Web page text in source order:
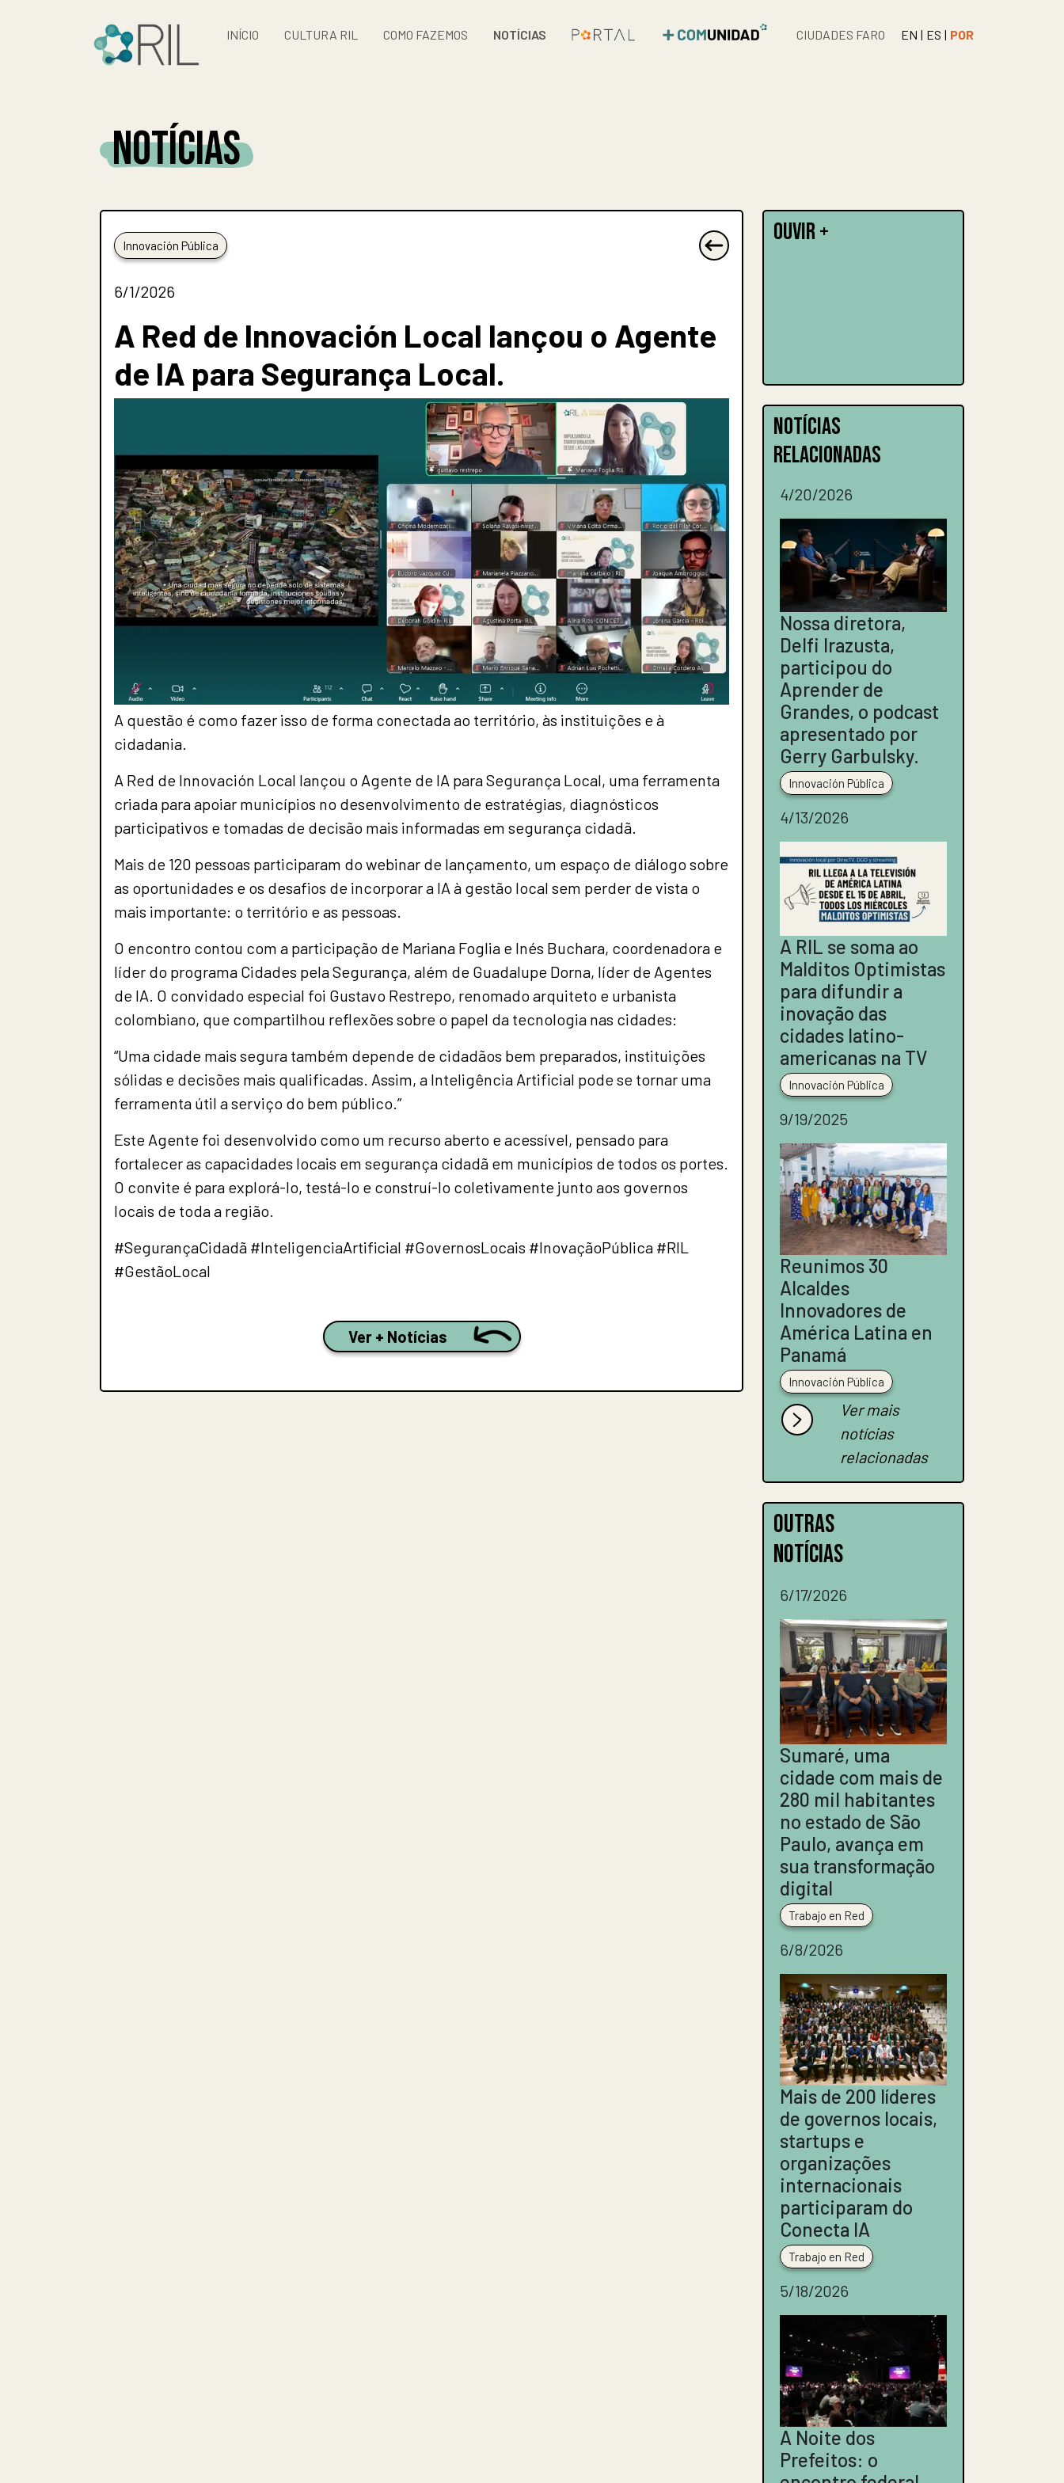
INÍCIO CULTURA RIL COMO FAZEMOS NOTÍCIAS CIUDADES FARO EN | ES | POR
NOTÍCIAS
Innovación Pública
6/1/2026
A Red de Innovación Local lançou o Agente
de IA para Segurança Local.
A questão é como fazer isso de forma conectada ao território, às instituições e à
cidadania.
A Red de Innovación Local lançou o Agente de IA para Segurança Local, uma ferramenta
criada para apoiar municípios no desenvolvimento de estratégias, diagnósticos
participativos e tomadas de decisão mais informadas em segurança cidadã.
Mais de 120 pessoas participaram do webinar de lançamento, um espaço de diálogo sobre
as oportunidades e os desafios de incorporar a IA à gestão local sem perder de vista o
mais importante: o território e as pessoas.
O encontro contou com a participação de Mariana Foglia e Inés Buchara, coordenadora e
líder do programa Cidades pela Segurança, além de Guadalupe Dorna, líder de Agentes
de IA. O convidado especial foi Gustavo Restrepo, renomado arquiteto e urbanista
colombiano, que compartilhou reflexões sobre o papel da tecnologia nas cidades:
“Uma cidade mais segura também depende de cidadãos bem preparados, instituições
sólidas e decisões mais qualificadas. Assim, a Inteligência Artificial pode se tornar uma
ferramenta útil a serviço do bem público.”
Este Agente foi desenvolvido como um recurso aberto e acessível, pensado para
fortalecer as capacidades locais em segurança cidadã em municípios de todos os portes.
O convite é para explorá-lo, testá-lo e construí-lo coletivamente junto aos governos
locais de toda a região.
#SegurançaCidadã #InteligenciaArtificial #GovernosLocais #InovaçãoPública #RIL
#GestãoLocal
Ver + Notícias
OUVIR +
NOTÍCIAS
RELACIONADAS
4/20/2026
Nossa diretora,
Delfi Irazusta,
participou do
Aprender de
Grandes, o podcast
apresentado por
Gerry Garbulsky.
Innovación Pública
4/13/2026
A RIL se soma ao
Malditos Optimistas
para difundir a
inovação das
cidades latino-
americanas na TV
Innovación Pública
9/19/2025
Reunimos 30
Alcaldes
Innovadores de
América Latina en
Panamá
Innovación Pública
Ver mais
notícias
relacionadas
OUTRAS
NOTÍCIAS
6/17/2026
Sumaré, uma
cidade com mais de
280 mil habitantes
no estado de São
Paulo, avança em
sua transformação
digital
Trabajo en Red
6/8/2026
Mais de 200 líderes
de governos locais,
startups e
organizações
internacionais
participaram do
Conecta IA
Trabajo en Red
5/18/2026
A Noite dos
Prefeitos: o